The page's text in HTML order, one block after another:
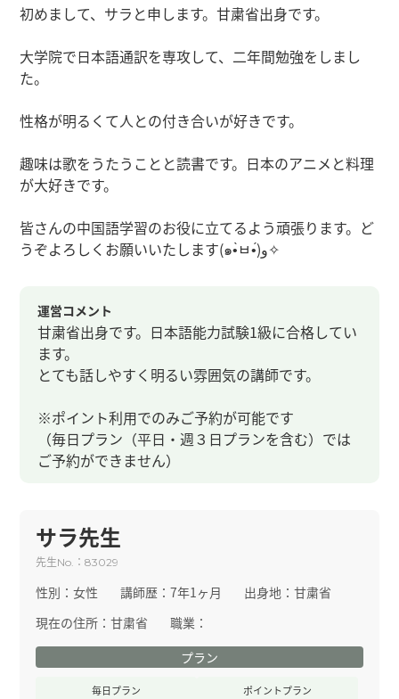
初めまして、サラと申します。甘粛省出身です。
大学院で日本語通訳を専攻して、二年間勉強をしまし
た。
性格が明るくて人との付き合いが好きです。
趣味は歌をうたうことと読書です。日本のアニメと料理
が大好きです。
皆さんの中国語学習のお役に立てるよう頑張ります。ど
うぞよろしくお願いいたします(๑•̀ㅂ•́)و✧
運営コメント
甘粛省出身です。日本語能力試験1級に合格してい
ます。
とても話しやすく明るい雰囲気の講師です。
※ポイント利用でのみご予約が可能です
（毎日プラン（平日・週３日プランを含む）では
ご予約ができません）
サラ先生
先生No. ：83029
性別：女性 講師歴：7年1ヶ月 出身地：甘粛省
現在の住所：甘粛省
職業：
プラン
毎日プラン ポイントプラン